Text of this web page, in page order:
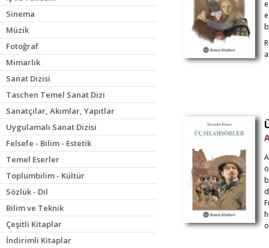
Sinema
Müzik
Fotoğraf
Mimarlık
Sanat Dizisi
Taschen Temel Sanat Dizi
Sanatçılar, Akımlar, Yapıtlar
Uygulamalı Sanat Dizisi
Felsefe - Bilim - Estetik
Temel Eserler
Toplumbilim - Kültür
Sözlük - Dil
Bilim ve Teknik
Çeşitli Kitaplar
İndirimli Kitaplar